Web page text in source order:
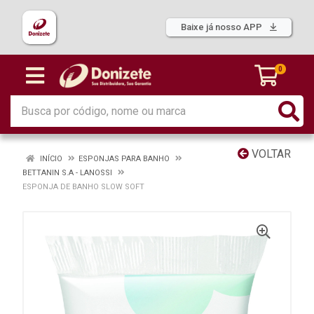
Baixe já nosso APP
0
VOLTAR
INÍCIO
ESPONJAS PARA BANHO
BETTANIN S.A - LANOSSI
ESPONJA DE BANHO SLOW SOFT